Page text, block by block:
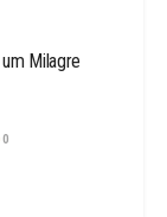
Milagre
0